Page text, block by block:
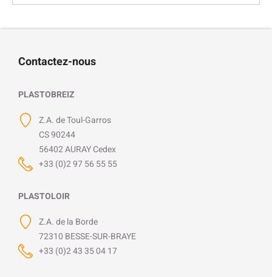
Contactez-nous
PLASTOBREIZ
Z.A. de Toul-Garros
CS 90244
56402 AURAY Cedex
+33 (0)2 97 56 55 55
PLASTOLOIR
Z.A. de la Borde
72310 BESSE-SUR-BRAYE
+33 (0)2 43 35 04 17